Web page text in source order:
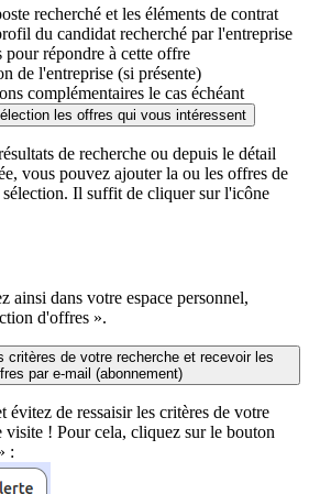
recherché et les éléments de contrat
du candidat recherché par l'entreprise
pour répondre à cette offre
de l'entreprise (si présente)
complémentaires le cas échéant
les offres qui vous intéressent
de recherche ou depuis le détail
vous pouvez ajouter la ou les offres de
Il suffit de cliquer sur l'icône
ainsi dans votre espace personnel,
d'offres ».
critères de votre recherche et recevoir les
par e-mail (abonnement)
évitez de ressaisir les critères de votre
visite ! Pour cela, cliquez sur le bouton
: